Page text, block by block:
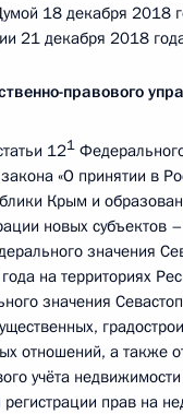
18 декабря 2018
21 декабря 2018
правового
121
«О принятии в
Крым и
новых субъектов
значения
на территориях
значения
отношений, а также
учёта недвижимости
регистрации прав на